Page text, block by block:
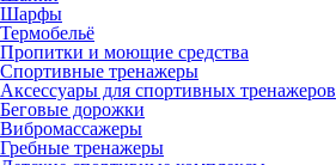
Шарфы
Термобельё
Пропитки и моющие средства
Спортивные тренажеры
Аксессуары для спортивных тренажеров
Беговые дорожки
Вибромассажеры
Гребные тренажеры